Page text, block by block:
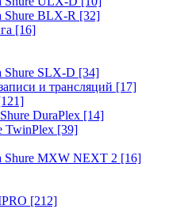
Shure BLX-R [32]
[16]
Shure SLX-D [34]
и трансляций [17]
DuraPlex [14]
TwinPlex [39]
Shure MXW NEXT 2 [16]
[212]